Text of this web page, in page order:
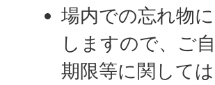
場内での忘れ物
しますので、ご
期限等に関して